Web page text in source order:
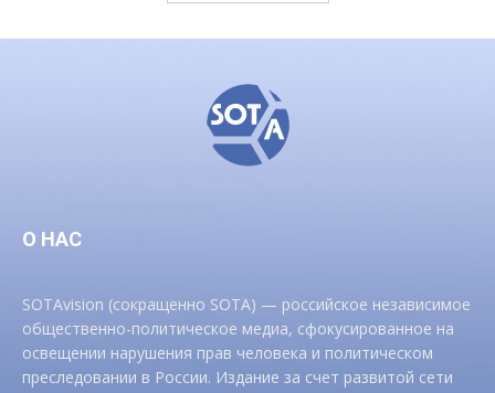
О НАС
SOTAvision (сокращенно SOTA) — российское независимое
общественно-политическое медиа, сфокусированное на
освещении нарушения прав человека и политическом
преследовании в России. Издание за счет развитой сети